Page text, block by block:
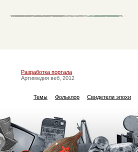
Разработка портала
Артимедия веб, 2012
Темы Фольклор Свидетели эпохи